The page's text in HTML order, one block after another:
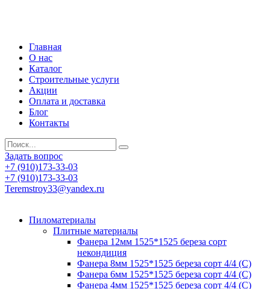
Главная
О нас
Каталог
Строительные услуги
Акции
Оплата и доставка
Блог
Контакты
Задать вопрос
+7 (910)173-33-03
+7 (910)173-33-03
Teremstroy33@yandex.ru
Пиломатериалы
Плитные материалы
Фанера 12мм 1525*1525 береза сорт
некондиция
Фанера 8мм 1525*1525 береза сорт 4/4 (С)
Фанера 6мм 1525*1525 береза сорт 4/4 (С)
Фанера 4мм 1525*1525 береза сорт 4/4 (С)